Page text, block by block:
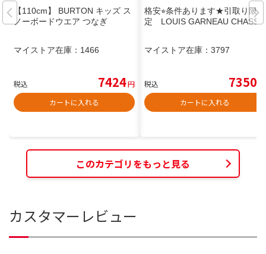
【110cm】 BURTON キッズ ス
ノーボードウエア つなぎ
マイストア在庫： 1466
税込 7424円
カートに入れる
格安⭐︎条件あります★引取り限
定 LOUIS GARNEAU CHASSE
マイストア在庫： 3797
税込 7350
カートに入れる
このカテゴリをもっと見る
カスタマーレビュー